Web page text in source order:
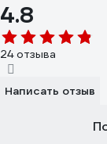
4.8
24 отзыва
Написать отзыв